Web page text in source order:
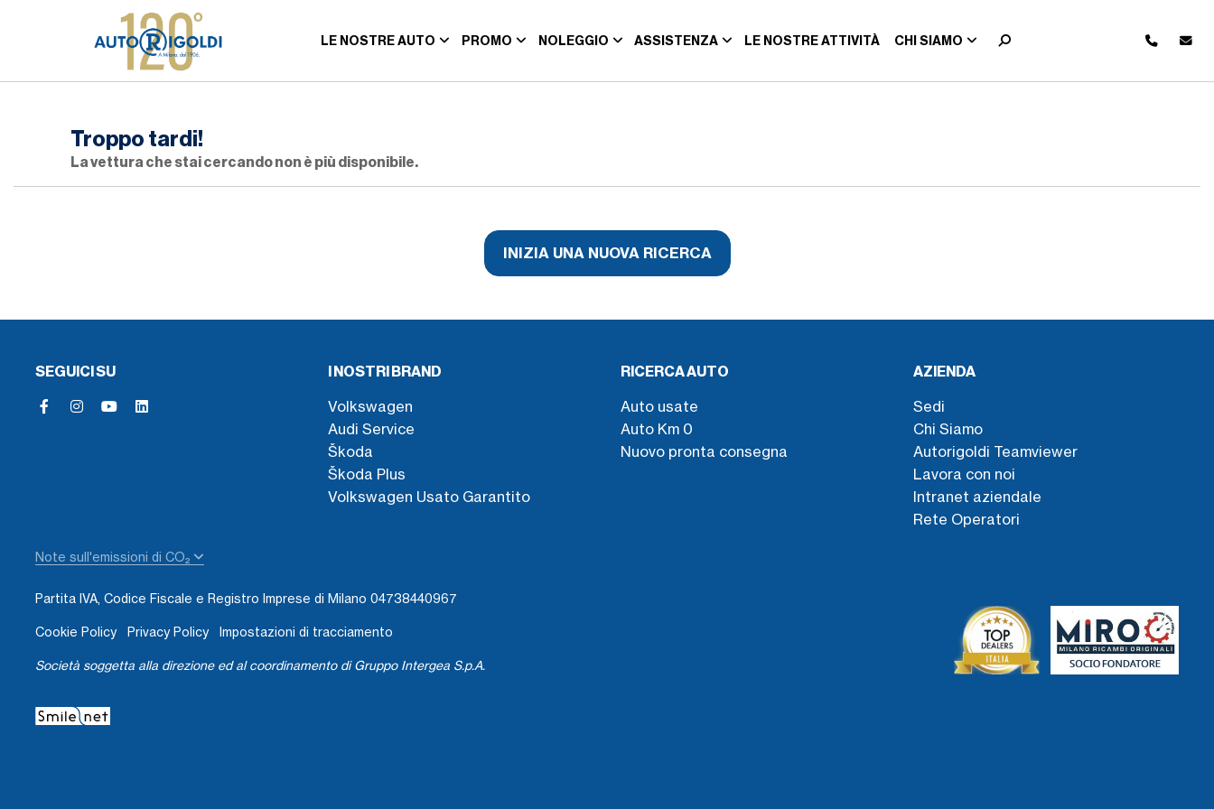
LE NOSTRE AUTO PROMO NOLEGGIO ASSISTENZA LE NOSTRE ATTIVITÀ CHI SIAMO
Troppo tardi!
La vettura che stai cercando non è più disponibile.
INIZIA UNA NUOVA RICERCA
SEGUICI SU I NOSTRI BRAND
Volkswagen
Audi Service
Škoda
Škoda Plus
Volkswagen Usato Garantito
RICERCA AUTO
Auto usate
Auto Km 0
Nuovo pronta consegna
AZIENDA
Sedi
Chi Siamo
Autorigoldi Teamviewer
Lavora con noi
Intranet aziendale
Rete Operatori
Note sull'emissioni di CO₂
Partita IVA, Codice Fiscale e Registro Imprese di Milano 04738440967
Cookie Policy Privacy Policy Impostazioni di tracciamento
Società soggetta alla direzione ed al coordinamento di Gruppo Intergea S.p.A.